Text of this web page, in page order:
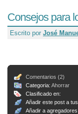
Consejos para
Escrito por José
Comentarios (2)
Categoria: Ahorrar
Clasificado en:
Añadir este post a
Añadir a